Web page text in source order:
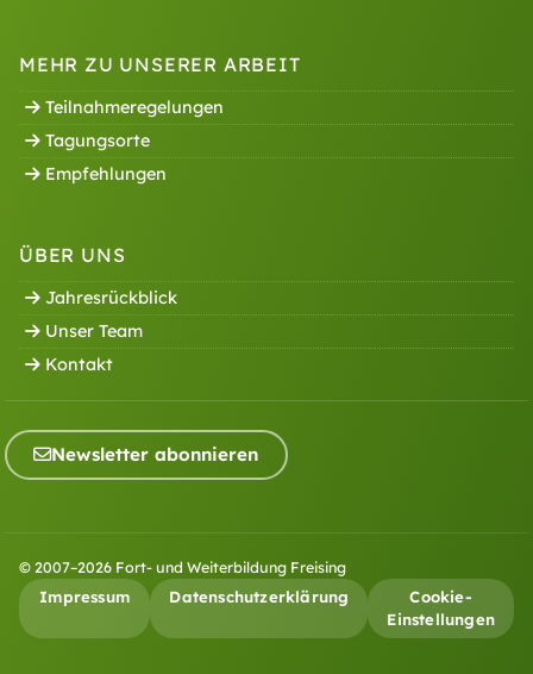
MEHR ZU UNSERER ARBEIT
Teilnahmeregelungen
Tagungsorte
Empfehlungen
ÜBER UNS
Jahresrückblick
Unser Team
Kontakt
Newsletter abonnieren
© 2007–2026 Fort- und Weiterbildung Freising
Impressum Datenschutzerklärung
Cookie-
Einstellungen